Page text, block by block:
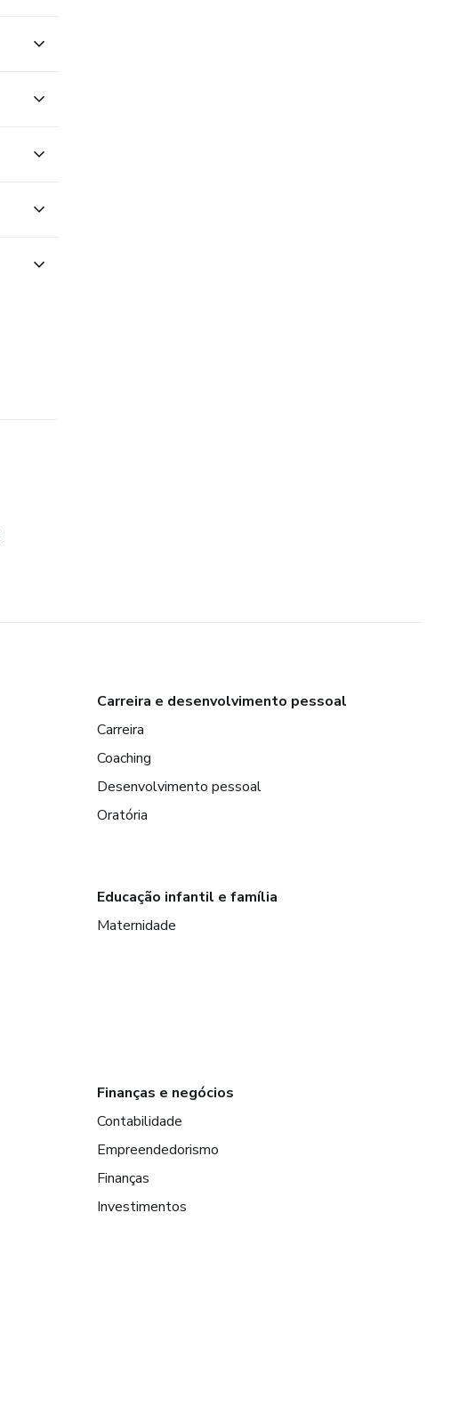
Carreira e desenvolvimento pessoal
Carreira
Coaching
Desenvolvimento pessoal
Oratória
Educação infantil e família
Maternidade
Finanças e negócios
Contabilidade
Empreendedorismo
Finanças
Investimentos